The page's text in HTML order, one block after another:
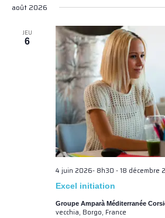
une
août 2026
JEU
6
Excel initiation
4 juin 2026- 8h30 -18 décembre
Groupe Amparà Méditerranée
vecchia, Borgo, France